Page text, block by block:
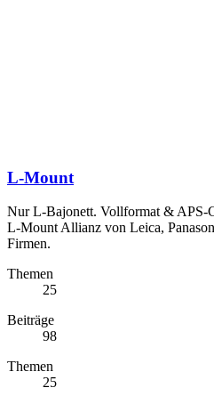
L-Mount
Nur L-Bajonett. Vollformat & APS-
L-Mount Allianz von Leica,
Firmen.
Themen
25
Beiträge
98
Themen
25